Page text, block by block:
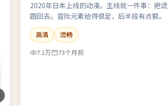
2020年日本上线的动漫。主线就一件事：把谎
圆回去。冒险元素给得很足，后半段有点狠。
高清
流畅
7.1万
73个月前